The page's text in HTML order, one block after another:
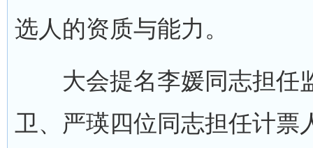
选人的资质与能力。
大会提名李媛同志担任
卫、严瑛四位同志担任计票